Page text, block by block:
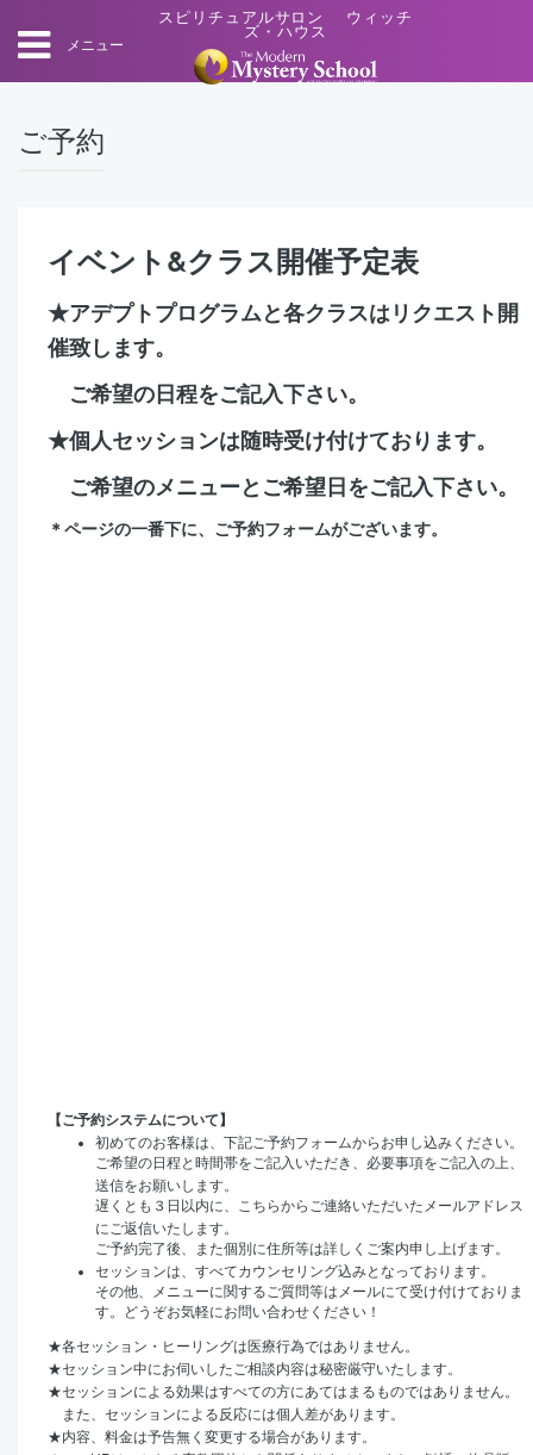
メニュー
スピリチュアルサロン ウィッチ
ズ・ハウス
ご予約
イベント&クラス開催予定表
★アデプトプログラムと各クラスはリクエスト開
催致します。
ご希望の日程をご記入下さい。
★個人セッションは随時受け付けております。
ご希望のメニューとご希望日をご記入下さい。
＊ページの一番下に、ご予約フォームがございます。
【ご予約システムについて】
初めてのお客様は、下記ご予約フォームからお申し込みください。
ご希望の日程と時間帯をご記入いただき、必要事項をご記入の上、
送信をお願いします。
遅くとも３日以内に、こちらからご連絡いただいたメールアドレス
にご返信いたします。
ご予約完了後、また個別に住所等は詳しくご案内申し上げます。
セッションは、すべてカウンセリング込みとなっております。
その他、メニューに関するご質問等はメールにて受け付けておりま
す。どうぞお気軽にお問い合わせください！
★各セッション・ヒーリングは医療行為ではありません。
★セッション中にお伺いしたご相談内容は秘密厳守いたします。
★セッションによる効果はすべての方にあてはまるものではありません。
また、セッションによる反応には個人差があります。
★内容、料金は予告無く変更する場合があります。